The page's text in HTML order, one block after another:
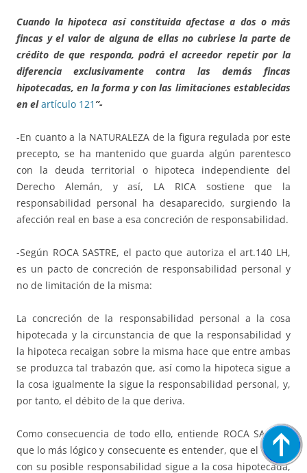
Cuando la hipoteca así constituida afectase a dos o más
fincas y el valor de alguna de ellas no cubriese la parte de
crédito de que responda, podrá el acreedor repetir por la
diferencia exclusivamente contra las demás fincas
hipotecadas, en la forma y con las limitaciones establecidas
en elartículo 121 ”-
-En cuanto a la NATURALEZA de la figura regulada por este
precepto, se ha mantenido que guarda algún parentesco
con la deuda territorial o hipoteca independiente del
Derecho Alemán, y así, LA RICA sostiene que la
responsabilidad personal ha desaparecido, surgiendo la
afección real en base a esa concreción de responsabilidad.
-Según ROCA SASTRE, el pacto que autoriza el art.140 LH,
es un pacto de concreción de responsabilidad personal y
no de limitación de la misma:
La concreción de la responsabilidad personal a la cosa
hipotecada y la circunstancia de que la responsabilidad y
la hipoteca recaigan sobre la misma hace que entre ambas
se produzca tal trabazón que, así como la hipoteca sigue a
la cosa igualmente la sigue la responsabilidad personal, y,
por tanto, el débito de la que deriva.
Como consecuencia de todo ello, entiende ROCA SASTRE,
que lo más lógico y consecuente es entender, que el débito
con su posible responsabilidad sigue a la cosa hipotecada,